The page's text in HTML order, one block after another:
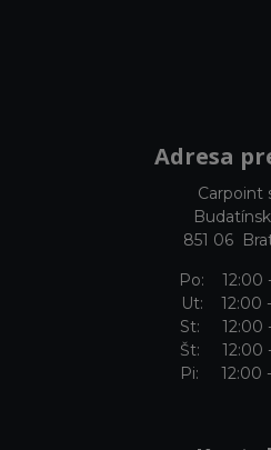
Adresa
Carpoint
851 06
Po: 12:00
Ut: 12:00 -
St: 12:00 -
Št: 12:00 -
Pi: 12:00 -